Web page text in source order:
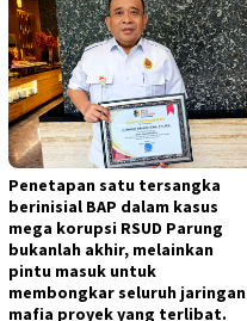
Penetapan satu tersangka
berinisial BAP dalam kasus
mega korupsi RSUD Parung
bukanlah akhir, melainkan
pintu masuk untuk
membongkar seluruh jaringan
mafia proyek yang terlibat.